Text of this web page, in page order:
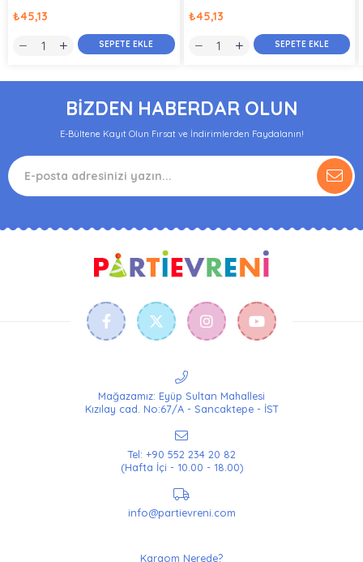
₺45,13
SEPETE EKLE
₺45,13
SEPETE EKLE
BİZDEN HABERDAR OLUN
E-Bültene Kayıt Olun Fırsat ve İndirimlerden Faydalanın!
Mağazamız: Eyüp Sultan Mahallesi
Kızılay cad. No:67/A - Sancaktepe - İST
Tel: +90 552 234 20 82
(Hafta İçi - 10.00 - 18.00)
info@partievreni.com
Kargom Nerede?